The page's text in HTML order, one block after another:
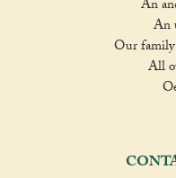
An
An
Our family
All